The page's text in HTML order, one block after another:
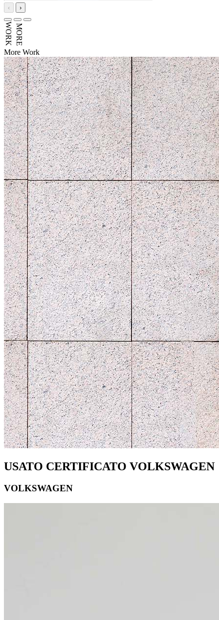
‹ ›
WORK MORE
More Work
USATO CERTIFICATO VOLKSWAGEN
VOLKSWAGEN